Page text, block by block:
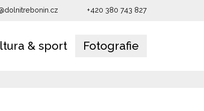
+420 380 743 827
& sport Fotografie